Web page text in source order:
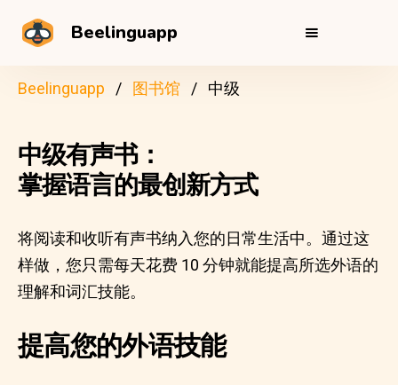
Beelinguapp
Beelinguapp 图书馆 中级
中级有声书：
掌握语言的最创新方式
将阅读和收听有声书纳入您的日常生活中。通过这
样做，您只需每天花费 10 分钟就能提高所选外语的
理解和词汇技能。
提高您的外语技能